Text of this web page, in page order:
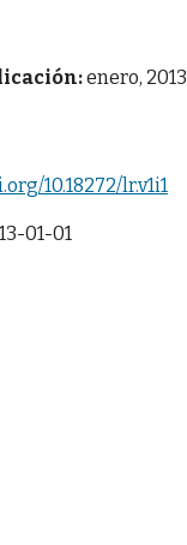
enero, 2013
10.18272/lr.v1i1
01-01